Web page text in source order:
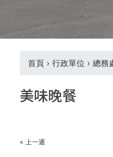
在
首頁 › 行政單位 › 總務
美味晚餐
« 上一週